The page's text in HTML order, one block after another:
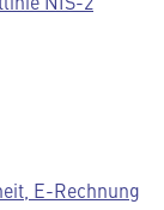
E-Rechnung